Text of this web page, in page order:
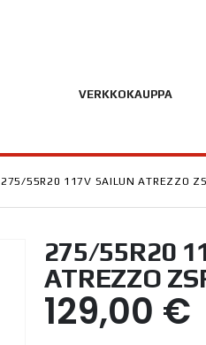
VERKKOKAUPPA
275/55R20 117V SAILUN ATREZZO
275/55R20
ATREZZO
129,00 €